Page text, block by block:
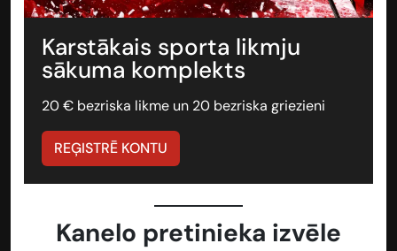
Karstākais sporta likmju
sākuma komplekts
20 € bezriska likme un 20 bezriska griezieni
REĢISTRĒ KONTU
Kanelo pretinieka izvēle